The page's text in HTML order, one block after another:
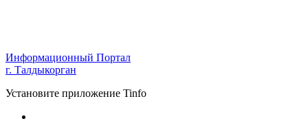
Информационный Портал
г. Талдыкорган
Установите приложение Tinfo